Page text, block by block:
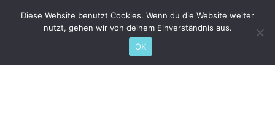
Diese Website benutzt Cookies. Wenn du die Website weiter
nutzt, gehen wir von deinem Einverständnis aus.
OK